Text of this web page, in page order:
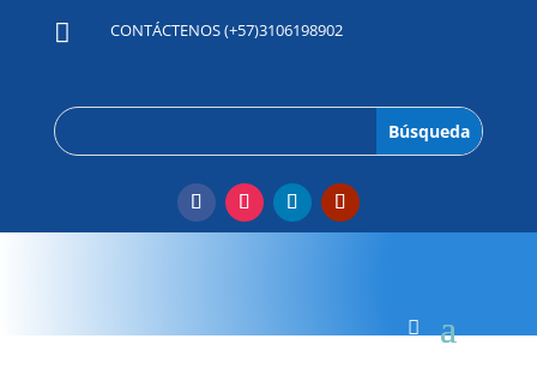
 CONTÁCTENOS (+57)3106198902